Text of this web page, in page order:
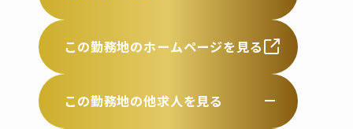
この勤務地のホームページを見る
この勤務地の他求人を見る